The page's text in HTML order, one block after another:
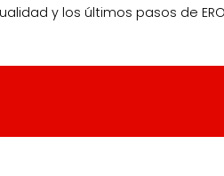
y los últimos pasos de